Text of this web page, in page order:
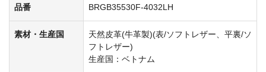
品番 BRGB35530F-4032LH
素材・生産国
天然皮革(牛革製)(表/ソフトレザー、平裏/ソ
フトレザー)
生産国：ベトナム